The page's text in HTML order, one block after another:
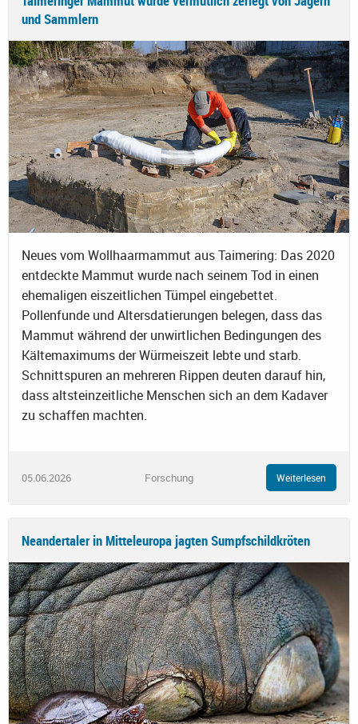
und Sammlern
Neues vom Wollhaarmammut aus Taimering: Das 2020
entdeckte Mammut wurde nach seinem Tod in einen
ehemaligen eiszeitlichen Tümpel eingebettet.
Pollenfunde und Altersdatierungen belegen, dass das
Mammut während der unwirtlichen Bedingungen des
Kältemaximums der Würmeiszeit lebte und starb.
Schnittspuren an mehreren Rippen deuten darauf hin,
dass altsteinzeitliche Menschen sich an dem Kadaver
zu schaffen machten.
05.06.2026 Forschung Weiterlesen
Neandertaler in Mitteleuropa jagten Sumpfschildkröten